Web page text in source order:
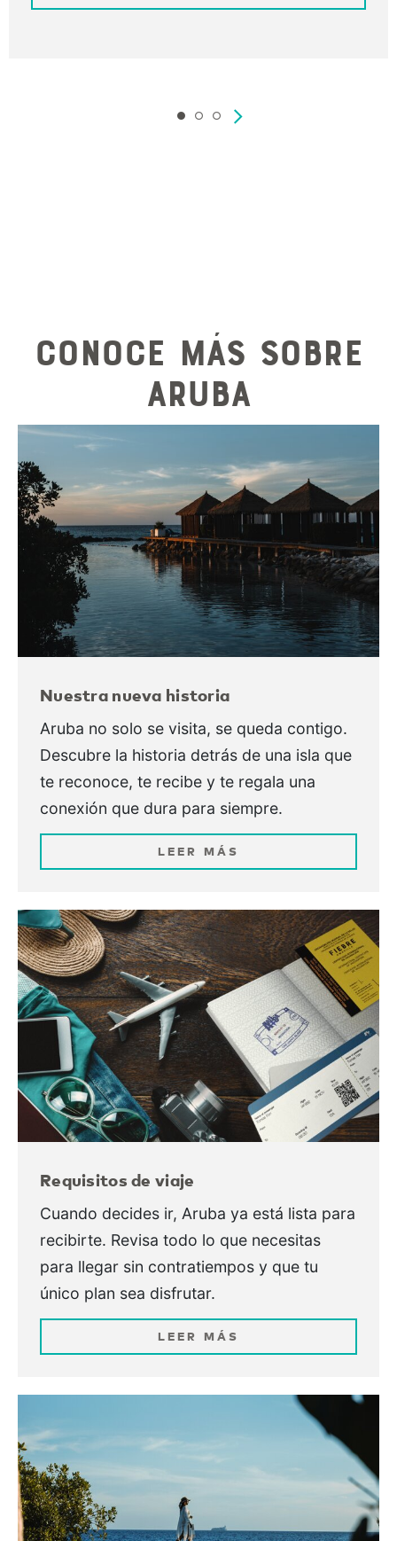
Conoce más sobre
Aruba
Nuestra nueva historia
Aruba no solo se visita, se queda contigo.
Descubre la historia detrás de una isla que
te reconoce, te recibe y te regala una
conexión que dura para siempre.
LEER MÁS
Requisitos de viaje
Cuando decides ir, Aruba ya está lista para
recibirte. Revisa todo lo que necesitas
para llegar sin contratiempos y que tu
único plan sea disfrutar.
LEER MÁS